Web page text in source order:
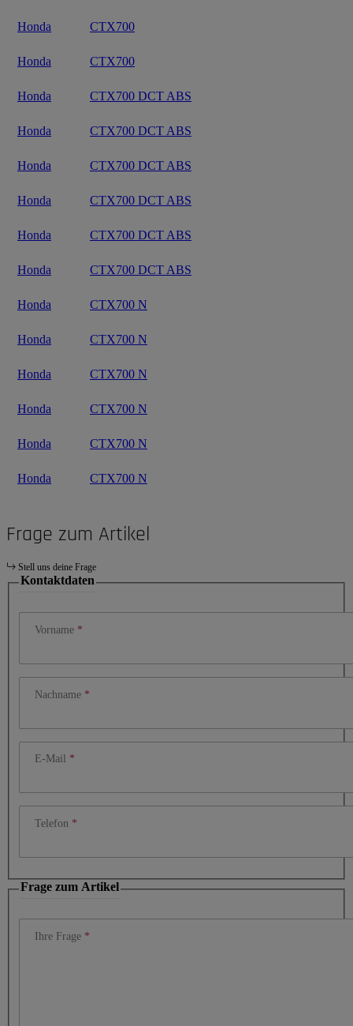
Honda CTX700
Honda CTX700
Honda CTX700 DCT ABS
Honda CTX700 DCT ABS
Honda CTX700 DCT ABS
Honda CTX700 DCT ABS
Honda CTX700 DCT ABS
Honda CTX700 DCT ABS
Honda CTX700 N
Honda CTX700 N
Honda CTX700 N
Honda CTX700 N
Honda CTX700 N
Honda CTX700 N
Frage zum Artikel
Stell uns deine Frage
Kontaktdaten
Vorname
Nachname
E-Mail
Telefon
Frage zum Artikel
Ihre Frage